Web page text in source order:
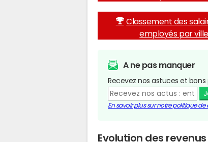
Classement des
employés par ville
A ne pas manquer
Recevez nos astuces et
En savoir plus sur notre politique
Evolution des